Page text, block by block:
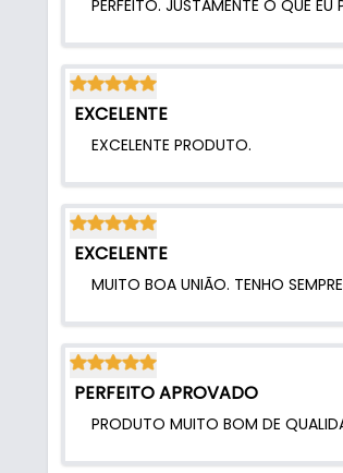
PERFEITO. JUSTAMENTE O QUE
EXCELENTE
EXCELENTE PRODUTO.
EXCELENTE
PERFEITO APROVADO
PRODUTO MUITO BOM DE